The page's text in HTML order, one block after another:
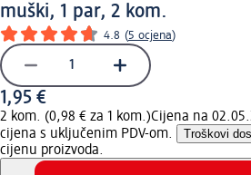
muški, 1 par, 2 kom.
4.8 (5 ocjena)
1,95 €
2 kom. (0,98 € za 1 kom.)Cijena na
cijena s uključenim PDV-om.
Troškovi
cijenu proizvoda.